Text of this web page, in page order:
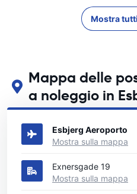
Mostra
Mappa delle
a noleggio in
Guarda le nostre principali sedi
Esbjerg Aeroporto
Mostra sulla mappa
Exnersgade 19
Mostra sulla mappa